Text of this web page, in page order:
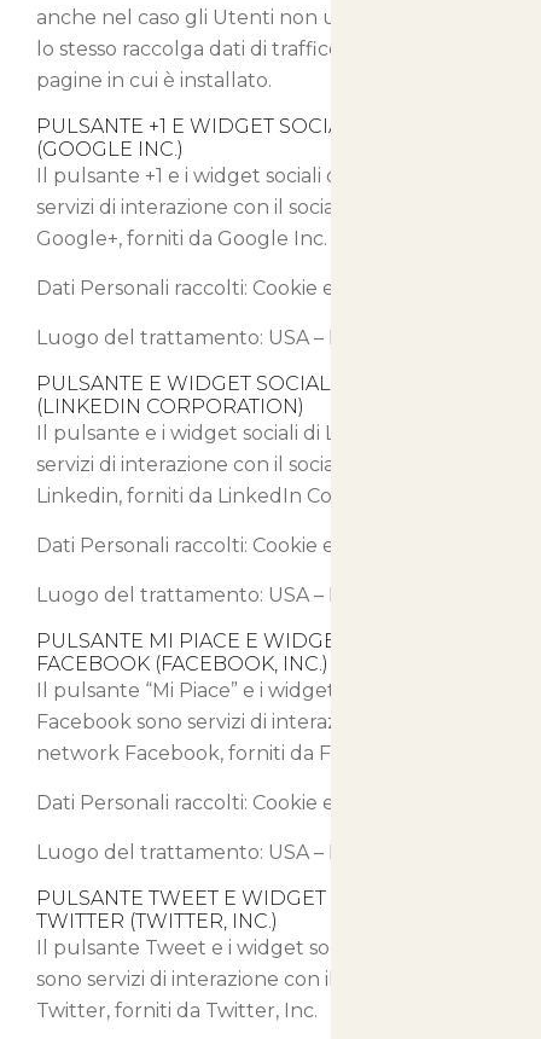
anche nel caso gli Utenti non utilizzino il servizio,
lo stesso raccolga dati di traffico relativi alle
pagine in cui è installato.
PULSANTE +1 E WIDGET SOCIALI DI GOOGLE+
(GOOGLE INC.)
Il pulsante +1 e i widget sociali di Google+ sono
servizi di interazione con il social network
Google+, forniti da Google Inc.
Dati Personali raccolti: Cookie e Dati di Utilizzo.
Luogo del trattamento: USA – Privacy Policy
PULSANTE E WIDGET SOCIALI DI LINKEDIN
(LINKEDIN CORPORATION)
Il pulsante e i widget sociali di LinkedIn sono
servizi di interazione con il social network
Linkedin, forniti da LinkedIn Corporation.
Dati Personali raccolti: Cookie e Dati di Utilizzo.
Luogo del trattamento: USA – Privacy Policy
PULSANTE MI PIACE E WIDGET SOCIALI DI
FACEBOOK (FACEBOOK, INC.)
Il pulsante “Mi Piace” e i widget sociali di
Facebook sono servizi di interazione con il social
network Facebook, forniti da Facebook, Inc.
Dati Personali raccolti: Cookie e Dati di Utilizzo.
Luogo del trattamento: USA – Privacy Policy
PULSANTE TWEET E WIDGET SOCIALI DI
TWITTER (TWITTER, INC.)
Il pulsante Tweet e i widget sociali di Twitter
sono servizi di interazione con il social network
Twitter, forniti da Twitter, Inc.